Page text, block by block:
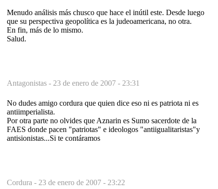
Menudo análisis más chusco que hace el inútil este. Desde luego
que su perspectiva geopolítica es la judeoamericana, no otra.
En fin, más de lo mismo.
Salud.
Antagonistas - 23 de enero de 2007 - 23:31
No dudes amigo cordura que quien dice eso ni es patriota ni es
antiimperialista.
Por otra parte no olvides que Aznarin es Sumo sacerdote de la
FAES donde pacen "patriotas" e ideologos "antiigualitaristas"y
antisionistas...Si te contáramos
Cordura - 23 de enero de 2007 - 23:22